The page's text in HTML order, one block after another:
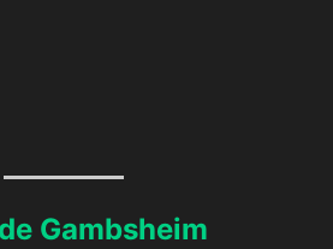
Gambsheim